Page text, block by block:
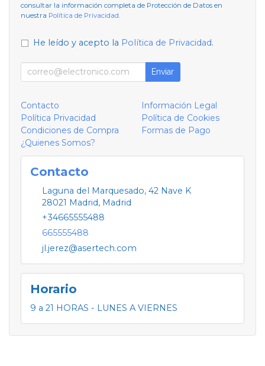
consultar la información completa de Protección de Datos en
nuestra Política de Privacidad
He leído y acepto la Política de Privacidad.
Enviar
Contacto
Información Legal
Política Privacidad
Política de Cookies
Condiciones de Compra
Formas de Pago
¿Quienes Somos?
Contacto
Laguna del Marquesado, 42 Nave K
28021 Madrid, Madrid
+34665555488
665555488
jl.jerez@asertech.com
Horario
9 a 21 HORAS - LUNES A VIERNES